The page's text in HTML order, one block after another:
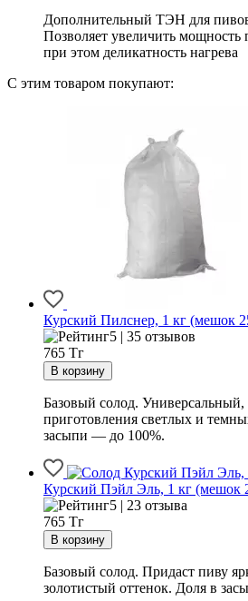
Дополнительный ТЭН для
Позволяет увеличить мощность
при этом деликатность нагрева
С этим товаром покупают:
Курский Пилснер, 1 кг (мешок
5 | 35 отзывов
765 Тг
Базовый солод. Универсальный,
приготовления светлых и
засыпи — до 100%.
Курский Пэйл Эль, 1 кг (мешок
5 | 23 отзыва
765 Тг
Базовый солод. Придаст пиву
золотистый оттенок. Доля в